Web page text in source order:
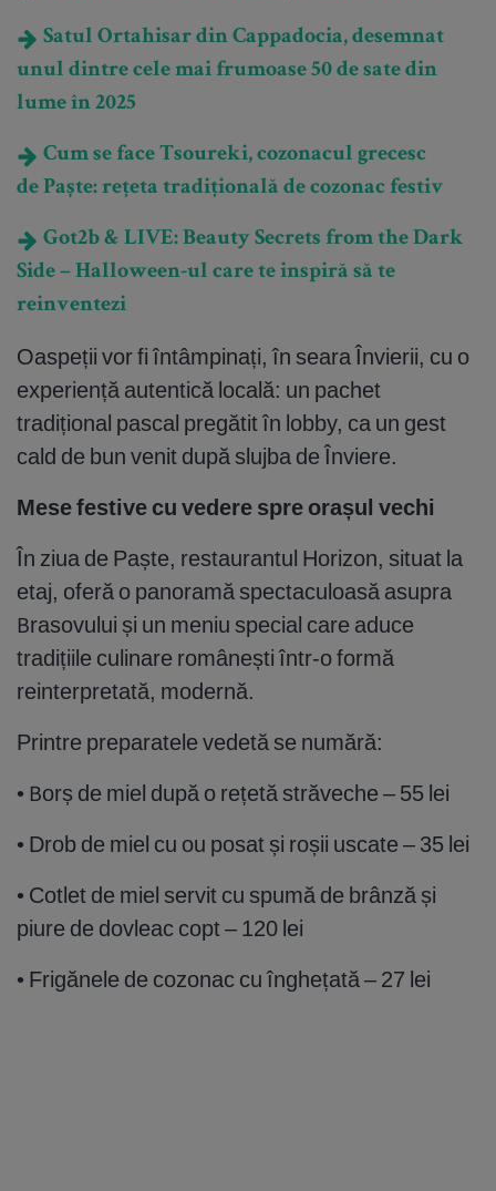
Satul Ortahisar din Cappadocia, desemnat
unul dintre cele mai frumoase 50 de sate din
lume în 2025
Cum se face Tsoureki, cozonacul grecesc
de Paște: rețeta tradițională de cozonac festiv
Got2b & LIVE: Beauty Secrets from the Dark
Side – Halloween-ul care te inspiră să te
reinventezi
Oaspeții vor fi întâmpinați, în seara Învierii, cu o
experiență autentică locală: un pachet
tradițional pascal pregătit în lobby, ca un gest
cald de bun venit după slujba de Înviere.
Mese festive cu vedere spre orașul vechi
În ziua de Paște, restaurantul Horizon, situat la
etaj, oferă o panoramă spectaculoasă asupra
Brasovului și un meniu special care aduce
tradițiile culinare românești într-o formă
reinterpretată, modernă.
Printre preparatele vedetă se numără:
• Borș de miel după o rețetă străveche – 55 lei
• Drob de miel cu ou posat și roșii uscate – 35 lei
• Cotlet de miel servit cu spumă de brânză și
piure de dovleac copt – 120 lei
• Frigănele de cozonac cu înghețată – 27 lei